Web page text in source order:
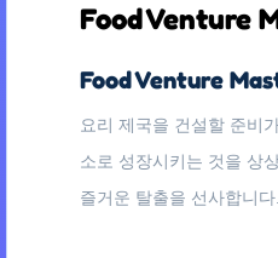
Food Venture
Food Venture
요리 제국을 건설할 준비
소로 성장시키는 것을 상
즐거운 탈출을 선사합니